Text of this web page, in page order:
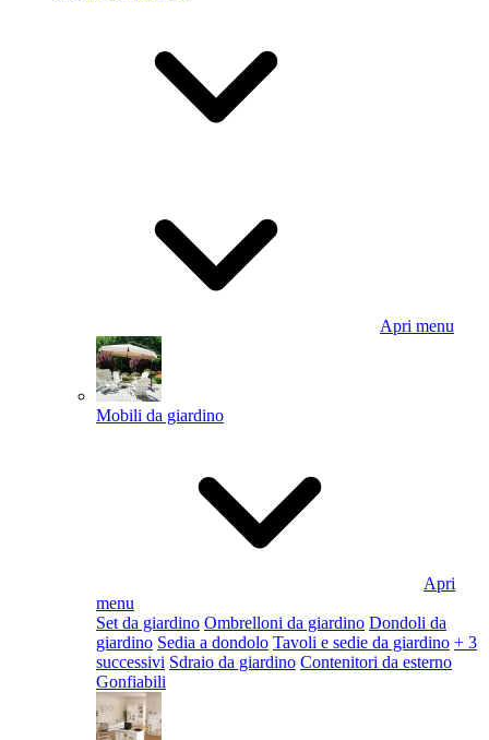
Apri menu
Mobili da giardino
Apri
menu
Set da giardino Ombrelloni da giardino Dondoli da
giardino Sedia a dondolo Tavoli e sedie da giardino + 3
successivi Sdraio da giardino Contenitori da esterno
Gonfiabili